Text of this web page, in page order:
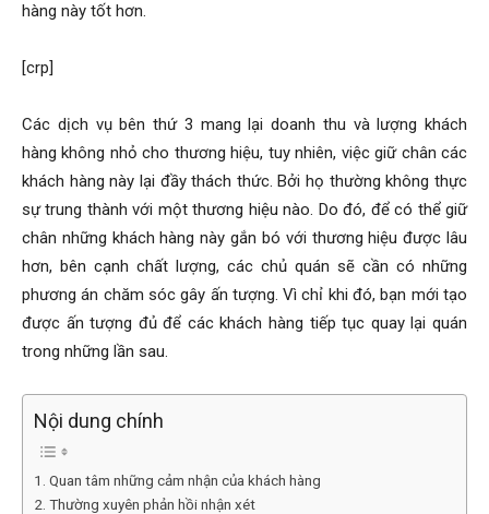
hàng này tốt hơn.
[crp]
Các dịch vụ bên thứ 3 mang lại doanh thu và lượng khách
hàng không nhỏ cho thương hiệu, tuy nhiên, việc giữ chân các
khách hàng này lại đầy thách thức. Bởi họ thường không thực
sự trung thành với một thương hiệu nào. Do đó, để có thể giữ
chân những khách hàng này gắn bó với thương hiệu được lâu
hơn, bên cạnh chất lượng, các chủ quán sẽ cần có những
phương án chăm sóc gây ấn tượng. Vì chỉ khi đó, bạn mới tạo
được ấn tượng đủ để các khách hàng tiếp tục quay lại quán
trong những lần sau.
Nội dung chính
1. Quan tâm những cảm nhận của khách hàng
2. Thường xuyên phản hồi nhận xét